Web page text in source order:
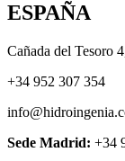
ESPAÑA
Cañada del Tesoro
+34 952 307 354
Sede Madrid: +34